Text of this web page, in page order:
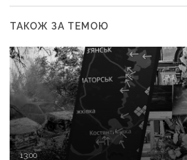
ТАКОЖ ЗА ТЕМОЮ
13:00